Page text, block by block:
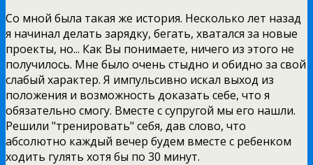
Со мной была такая же история. Несколько лет назад
я начинал делать зарядку, бегать, хватался за новые
проекты, но... Как Вы понимаете, ничего из этого не
получилось. Мне было очень стыдно и обидно за свой
слабый характер. Я импульсивно искал выход из
положения и возможность доказать себе, что я
обязательно смогу. Вместе с супругой мы его нашли.
Решили "тренировать" себя, дав слово, что
абсолютно каждый вечер будем вместе с ребенком
ходить гулять хотя бы по 30 минут.